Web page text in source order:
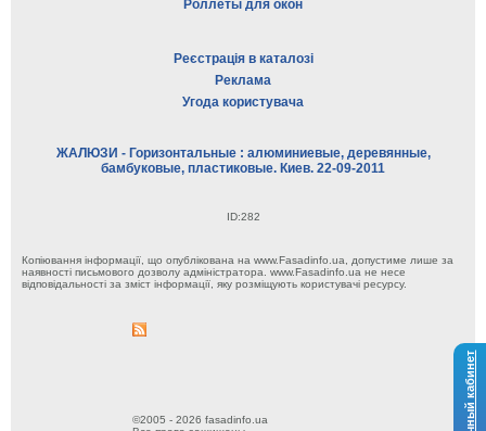
Личный кабинет
Роллеты для окон
Реєстрація в каталозі
Реклама
Угода користувача
ЖАЛЮЗИ - Горизонтальные : алюминиевые, деревянные,
бамбуковые, пластиковые. Киев. 22-09-2011
ID:282
Копіювання інформації, що опублікована на www.Fasadinfo.ua, допустиме лише за
наявності письмового дозволу адміністратора. www.Fasadinfo.ua не несе
відповідальності за зміст інформації, яку розміщують користувачі ресурсу.
©2005 - 2026 fasadinfo.ua